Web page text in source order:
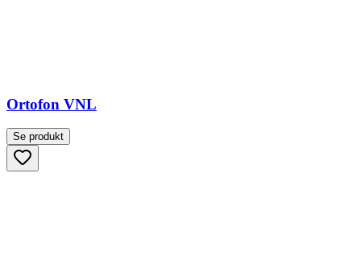
Ortofon VNL
Se produkt